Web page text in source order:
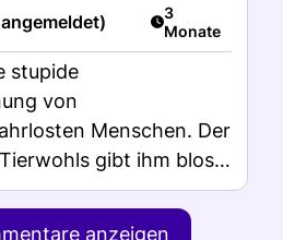
Artikel
3
Monate
stupide
von
Menschen. Der
gibt ihm bloss
handelns
anzeigen